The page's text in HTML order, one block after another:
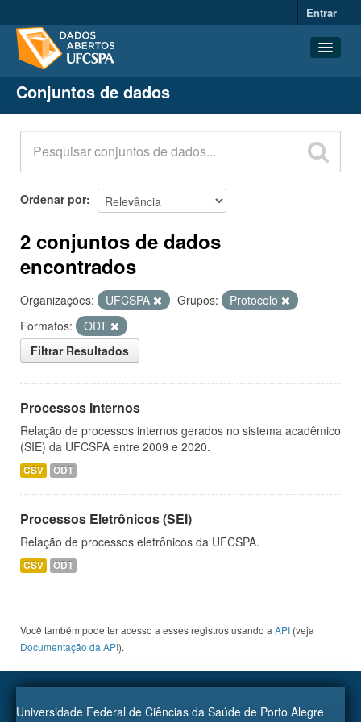
Entrar
Conjuntos de dados
Organizações
Grupos
Sobre
Conjuntos de dados
Ordenar por
2 conjuntos de dados
encontrados
Organizações: UFCSPA Grupos:
Protocolo
Formatos:
ODT
Filtrar Resultados
Processos Internos
Relação de processos internos gerados no sistema acadêmico
(SIE) da UFCSPA entre 2009 e 2020.
CSV ODT
Processos Eletrônicos (SEI)
Relação de processos eletrônicos da UFCSPA.
CSV ODT
Você também pode ter acesso a esses registros usando a API (veja
Documentação da API).
Universidade Federal de Ciências da Saúde de Porto Alegre